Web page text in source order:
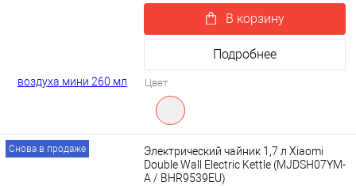
В корзину
Подробнее
Цвет
Снова в продаже
Электрический чайник 1,7 л Xiaomi
Double Wall Electric Kettle (MJDSH07YM-
A / BHR9539EU)